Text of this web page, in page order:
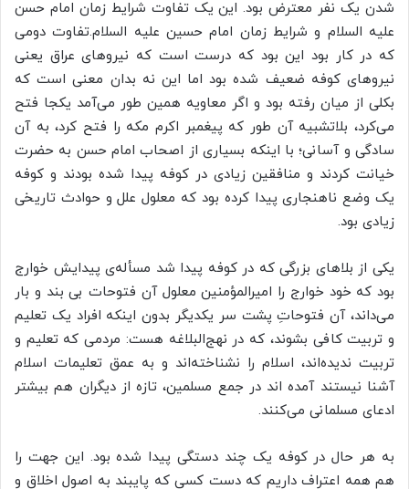
شدن یک نفر معترض بود. این یک تفاوت شرایط زمان امام حسن
علیه السلام و شرایط زمان امام حسین علیه السلام.تفاوت دومی
که در کار بود این بود که درست است که نیروهای عراق یعنی
نیروهای کوفه ضعیف شده بود اما این نه بدان معنی است که
بکلی از میان رفته بود و اگر معاویه همین طور می‌آمد یکجا فتح
می‌کرد، بلاتشبیه آن طور که پیغمبر اکرم مکه را فتح کرد، به آن
سادگی و آسانی؛ با اینکه بسیاری از اصحاب امام حسن به حضرت
خیانت کردند و منافقین زیادی در کوفه پیدا شده بودند و کوفه
یک وضع ناهنجاری پیدا کرده بود که معلول علل و حوادث تاریخی
زیادی بود.
یکی از بلاهای بزرگی که در کوفه پیدا شد مسأله‌ی پیدایش خوارج
بود که خود خوارج را امیرالمؤمنین معلول آن فتوحات بی بند و بار
می‌داند، آن فتوحاتِ پشت سر یکدیگر بدون اینکه افراد یک تعلیم
و تربیت کافی بشوند، که در نهج‌البلاغه هست: مردمی که تعلیم و
تربیت ندیده‌اند، اسلام را نشناخته‌اند و به عمق تعلیمات اسلام
آشنا نیستند آمدهاند در جمع مسلمین، تازه از دیگران هم بیشتر
ادعای مسلمانی می‌کنند.
به هر حال در کوفه یک چند دستگی پیدا شده بود. این جهت را
هم همه اعتراف داریم که دست کسی که پایبند به اصول اخلاق و